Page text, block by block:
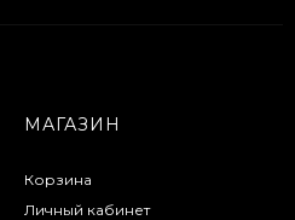
МАГАЗИН
Корзина
Личный кабинет